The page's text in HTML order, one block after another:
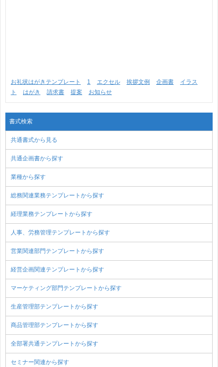
お礼状はがきテンプレート 1 エクセル 挨拶文例 企画書
イラス
ト
はがき 請求書 提案 お知らせ
書式検索
共通書式から見る
共通企画書から探す
業種から探す
総務関連業務テンプレートから探す
経理業務テンプレートから探す
人事、労務管理テンプレートから探す
営業関連部門テンプレートから探す
経営企画関連テンプレートから探す
マーケティング部門テンプレートから探す
生産管理部テンプレートから探す
商品管理部テンプレートから探す
全部署共通テンプレートから探す
セミナー関連から探す